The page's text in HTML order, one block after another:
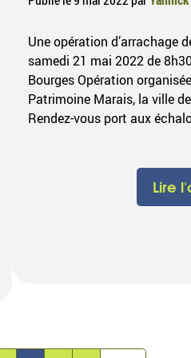
Une opération d’arrachage
samedi 21 mai 2022 de
Bourges Opération
Patrimoine Marais, la ville
Rendez-vous port aux
Lire